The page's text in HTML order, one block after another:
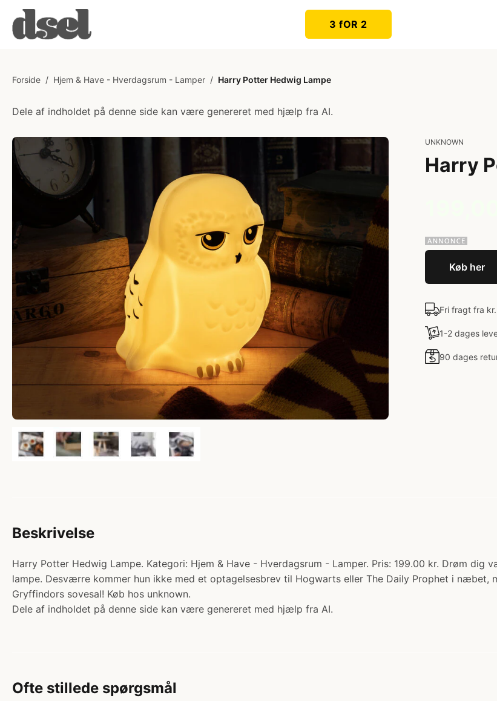
3 fOR 2
Forside / Hjem & Have - Hverdagsrum - Lamper / Harry Potter Hedwig Lampe
Dele af indholdet på denne side kan være genereret med hjælp fra AI.
UNKNOWN
Harry
Køb her
Fri fragt fra
1-2 dages
90 dages
Beskrivelse
Harry Potter Hedwig Lampe. Kategori: Hjem & Have - Hverdagsrum - Lamper. Pris: 199.00 kr. Drøm
lampe. Desværre kommer hun ikke med et optagelsesbrev til Hogwarts eller The Daily Prophet i næbet,
Gryffindors sovesal! Køb hos unknown.
Dele af indholdet på denne side kan være genereret med hjælp fra AI.
Ofte stillede spørgsmål